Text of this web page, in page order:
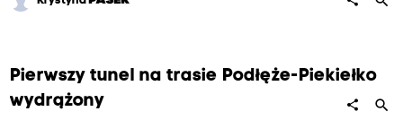
Pierwszy tunel na trasie Podłęże-Piekiełko
wydrążony
share search